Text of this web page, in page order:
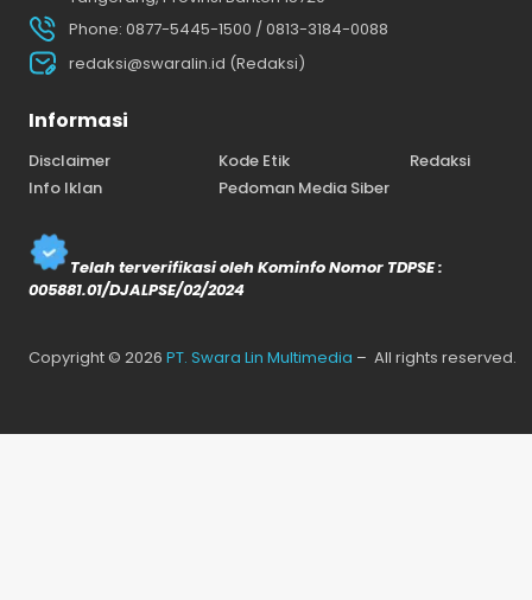
Phone: 0877-5445-1500 / 0813-3184-0088
redaksi@swaralin.id (Redaksi)
Informasi
Disclaimer Kode Etik
Redaksi
Info Iklan
Pedoman Media Siber
Telah terverifikasi oleh Kominfo Nomor TDPSE :
005881.01/DJALPSE/02/2024
Copyright © 2026 PT. Swara Lin Multimedia – All rights reserved.